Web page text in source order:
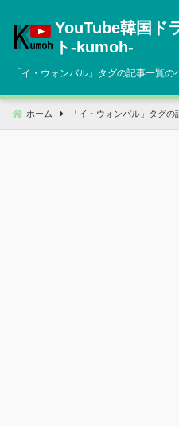
へ
動
YouTube韓国ド
ト‐kumoh‐
「イ・ウォンバル 」タグの記事一覧の
ホーム 「 イ・ウォンバル 」タグの